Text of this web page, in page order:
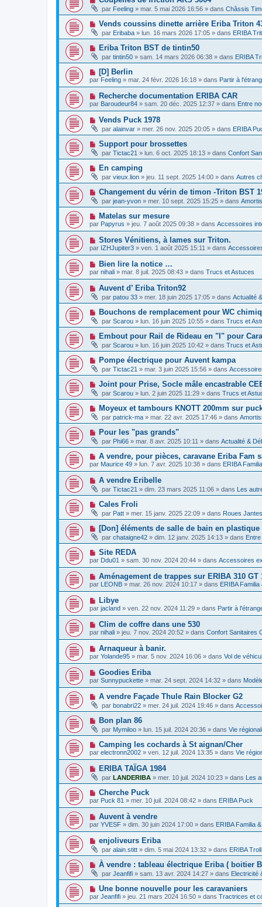
a
g
e
e
s
s
g
e
e
a
u
m
e
s
s
a
g
e
u
v
a
u
m
e
s
s
a
g
e
par Feeling » mar. 5 mai 2026 16:56 » dans Châssis
N
u
v
e
a
u
m
e
s
s
a
g
e
Vends coussins dinette arrière Eriba Triton
par Eribaba » lun. 16 mars 2026 17:05 » dans ERIBA
N
u
v
a
u
m
e
s
s
g
e
Eriba Triton BST de tintin50
par tintin50 » sam. 14 mars 2026 06:38 » dans ERIBA
N
o
u
v
e
a
u
m
e
s
s
a
g
e
[D] Berlin
par Feeling » mar. 24 févr. 2026 16:18 » dans Partir à
N
o
u
v
a
u
m
e
s
s
a
g
e
Recherche documentation ERIBA CAR
par Baroudeur84 » sam. 20 déc. 2025 12:37 » dans Entre
N
u
v
e
a
u
m
e
s
s
a
g
e
Vends Puck 1978
par alainvar » mer. 26 nov. 2025 20:05 » dans ERIBA
N
u
v
e
a
u
m
e
s
s
a
g
e
Support pour brossettes
par Tictac21 » lun. 6 oct. 2025 18:13 » dans Confort
N
u
e
a
u
m
e
s
s
a
g
e
En camping
par vieux.lion » jeu. 11 sept. 2025 14:00 » dans Autres
N
u
v
e
a
u
m
e
s
s
a
g
e
Changement du vérin de timon -Triton BST
par jean-yvon » mer. 10 sept. 2025 15:25 » dans
N
o
u
v
e
a
u
m
e
s
a
g
e
Matelas sur mesure
par Papyrus » jeu. 7 août 2025 09:38 » dans Accessoires
N
o
u
v
e
a
u
m
e
s
s
a
g
e
Stores Vénitiens, à lames sur Triton.
par IZHJupiter3 » ven. 1 août 2025 15:11 » dans
N
o
u
e
a
u
m
e
s
s
a
g
e
Bien lire la notice …
par nihali » mar. 8 juil. 2025 08:43 » dans Trucs et Astuces
N
u
v
e
a
u
m
e
s
s
a
g
e
Auvent d’ Eriba Triton92
par patou 33 » mer. 18 juin 2025 17:05 » dans Actualité
N
u
v
e
a
u
m
e
s
a
g
e
Bouchons de remplacement pour WC
par Scarou » lun. 16 juin 2025 10:55 » dans Trucs et
N
u
v
e
a
u
m
e
s
s
a
g
e
Embout pour Rail de Rideau en "I" pour
par Scarou » lun. 16 juin 2025 10:42 » dans Trucs et
N
u
e
a
u
m
e
s
s
a
g
e
Pompe électrique pour Auvent kampa
par Tictac21 » mar. 3 juin 2025 15:56 » dans
N
u
v
e
a
u
m
e
s
a
g
e
Joint pour Prise, Socle mâle encastrable
par Scarou » lun. 2 juin 2025 11:29 » dans Trucs et
N
u
v
e
a
u
m
e
s
a
g
e
Moyeux et tambours KNOTT 200mm sur
par patrick-ma » mar. 22 avr. 2025 17:46 » dans
N
u
e
a
u
m
e
s
s
a
g
e
Pour les "pas grands"
par Phi66 » mar. 8 avr. 2025 10:11 » dans Actualité &
N
o
u
e
a
u
m
e
s
s
a
g
e
A vendre, pour pièces, caravane Eriba Fam
par Maurice 49 » lun. 7 avr. 2025 10:38 » dans ERIBA
N
u
e
a
u
m
e
s
s
a
g
e
A vendre Eribelle
par Tictac21 » dim. 23 mars 2025 11:06 » dans Les
N
u
v
a
u
m
e
s
a
g
e
Cales Froli
par Patt » mer. 15 janv. 2025 22:09 » dans Roues
N
o
u
v
e
a
u
m
e
s
s
a
g
e
[Don] éléments de salle de bain en plastique
par chataigne42 » dim. 12 janv. 2025 14:13 » dans
N
o
u
e
a
u
e
s
s
a
g
e
Site REDA
par Ddu01 » sam. 30 nov. 2024 20:44 » dans Accessoires
N
o
u
v
e
a
u
m
e
s
a
g
e
Aménagement de trappes sur ERIBA 310 GT
par LEONB » mar. 26 nov. 2024 10:17 » dans ERIBA Familia
N
o
u
e
a
u
m
e
s
s
a
g
e
Libye
par jacland » ven. 22 nov. 2024 11:29 » dans Partir à
N
o
u
e
a
u
m
e
s
a
g
e
Clim de coffre dans une 530
par nihali » jeu. 7 nov. 2024 20:52 » dans Confort Sanitaires
N
o
u
e
a
u
m
e
s
s
a
g
e
Arnaqueur à banir.
par Yolande95 » mar. 5 nov. 2024 16:06 » dans Vol de
N
o
u
e
a
u
m
e
s
s
a
g
e
Goodies Eriba
par Sunnypuckette » mar. 24 sept. 2024 14:32 » dans
N
u
v
e
a
u
m
e
s
s
a
g
e
A vendre Façade Thule Rain Blocker G2
par bonabri22 » mer. 24 juil. 2024 19:46 » dans
N
u
e
a
u
m
e
s
s
a
g
e
Bon plan 86
par Mymiloo » lun. 15 juil. 2024 20:36 » dans Vie
N
o
u
v
e
a
u
m
e
s
a
g
e
Camping les cochards à St aignan/Cher
par electronn2002 » ven. 12 juil. 2024 13:35 » dans Vie
N
u
e
a
u
m
e
s
a
g
e
ERIBA TAÏGA 1984
par LANDERIBA » mer. 10 juil. 2024 10:23 » dans Les
N
o
u
e
a
u
m
e
s
a
g
e
Cherche Puck
par Puck 81 » mer. 10 juil. 2024 08:42 » dans ERIBA Puck
N
o
u
e
a
u
m
e
s
s
a
g
Auvent à vendre
par YVESF » dim. 30 juin 2024 17:00 » dans ERIBA Familia
N
u
e
a
u
m
e
s
enjoliveurs Eriba
par alain.stitt » dim. 5 mai 2024 13:32 » dans ERIBA Troll
N
u
v
e
a
u
À vendre : tableau électrique Eriba ( boitier
par Jeanfifi » sam. 13 avr. 2024 14:27 » dans Electricité
N
o
u
Une bonne nouvelle pour les caravaniers
par Jeanfifi » jeu. 21 mars 2024 16:50 » dans Tractrices et